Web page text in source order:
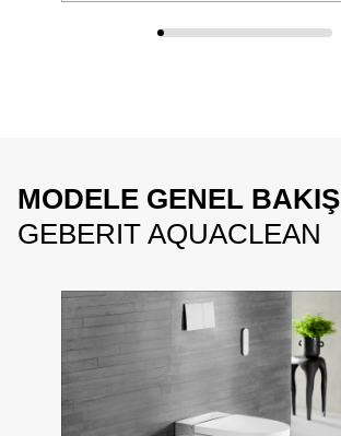
MODELE GENEL BAKIŞ
GEBERIT AQUACLEAN